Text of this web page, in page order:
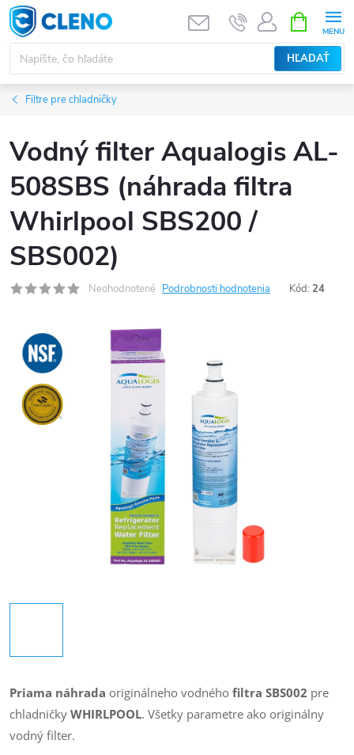
Prejsť
na
obsah
HĽADAŤ
KOŠÍK
Filtre pre chladničky
Vodný filter Aqualogis AL-
508SBS (náhrada filtra
Whirlpool SBS200 /
SBS002)
Neohodnotené Podrobnosti hodnotenia Kód: 24
Priama náhrada originálneho vodného filtra SBS002 pre
chladničky WHIRLPOOL. Všetky parametre ako originálny
vodný filter.